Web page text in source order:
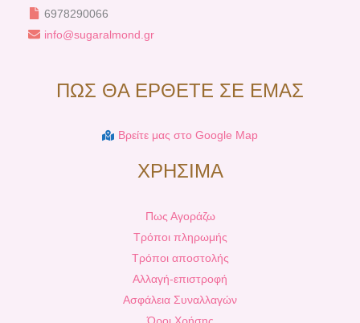
6978290066
info@sugaralmond.gr
ΠΩΣ ΘΑ ΕΡΘΕΤΕ ΣΕ ΕΜΑΣ
Βρείτε μας στο Google Map
ΧΡΗΣΙΜΑ
Πως Αγοράζω
Τρόποι πληρωμής
Τρόποι αποστολής
Αλλαγή-επιστροφή
Ασφάλεια Συναλλαγών